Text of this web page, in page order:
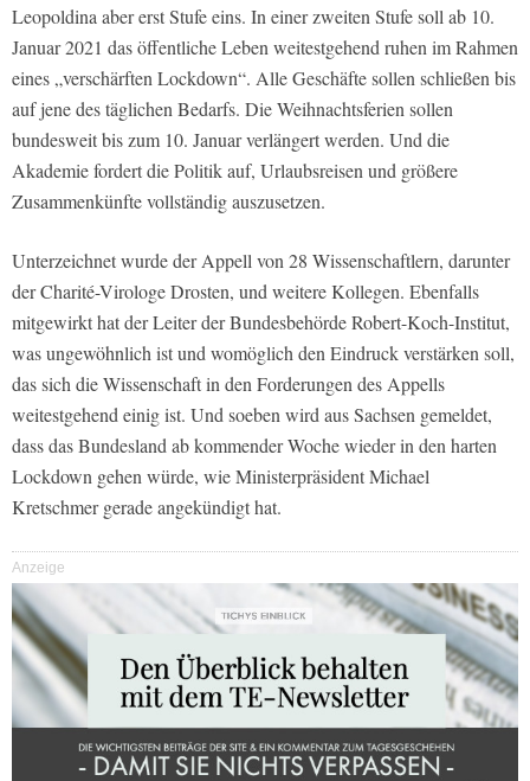
Leopoldina aber erst Stufe eins. In einer zweiten Stufe soll ab 10.
Januar 2021 das öffentliche Leben weitestgehend ruhen im Rahmen
eines „verschärften Lockdown“. Alle Geschäfte sollen schließen bis
auf jene des täglichen Bedarfs. Die Weihnachtsferien sollen
bundesweit bis zum 10. Januar verlängert werden. Und die
Akademie fordert die Politik auf, Urlaubsreisen und größere
Zusammenkünfte vollständig auszusetzen.
Unterzeichnet wurde der Appell von 28 Wissenschaftlern, darunter
der Charité-Virologe Drosten, und weitere Kollegen. Ebenfalls
mitgewirkt hat der Leiter der Bundesbehörde Robert-Koch-Institut,
was ungewöhnlich ist und womöglich den Eindruck verstärken soll,
das sich die Wissenschaft in den Forderungen des Appells
weitestgehend einig ist. Und soeben wird aus Sachsen gemeldet,
dass das Bundesland ab kommender Woche wieder in den harten
Lockdown gehen würde, wie Ministerpräsident Michael
Kretschmer gerade angekündigt hat.
Anzeige